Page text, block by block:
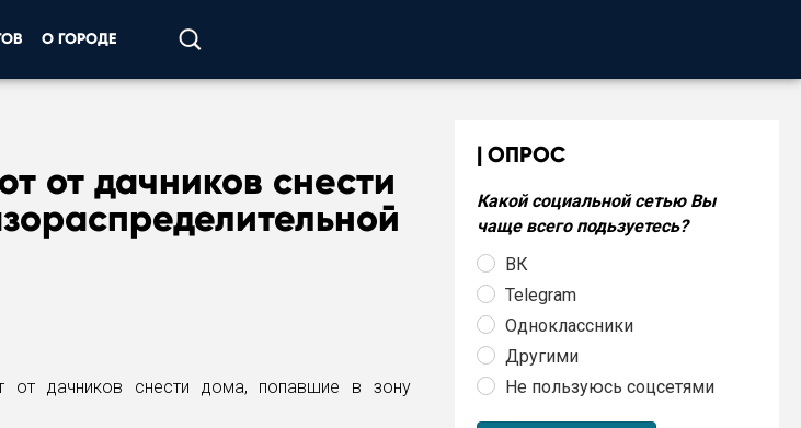
О ГОРОДЕ
от дачников снести
ОПРОС
Какой социальной сетью Вы
чаще всего подьзуетесь?
ВК
Telegram
Одноклассники
Другими
Не пользуюсь соцсетями